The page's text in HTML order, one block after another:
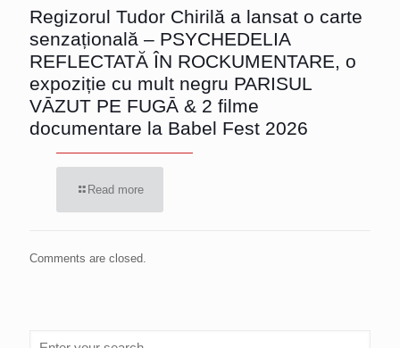
Regizorul Tudor Chirilă a lansat o carte
senzațională – PSYCHEDELIA
REFLECTATĂ ÎN ROCKUMENTARE, o
expoziție cu mult negru PARISUL
VĀZUT PE FUGĀ & 2 filme
documentare la Babel Fest 2026
Read more
Comments are closed.